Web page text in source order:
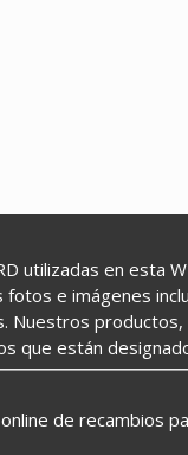
utilizadas en esta
e imágenes
Nuestros productos,
que están
de recambios